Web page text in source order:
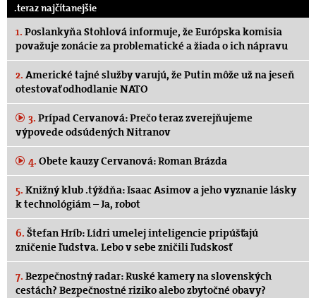
.teraz najčítanejšie
1. Poslankyňa Stohlová informuje, že Európska komisia
považuje zonácie za problematické a žiada o ich nápravu
2. Americké tajné služby varujú, že Putin môže už na jeseň
otestovať odhodlanie NATO
3. Prípad Cervanová: Prečo teraz zverejňujeme
výpovede odsúdených Nitranov
4. Obete kauzy Cervanová: Roman Brázda
5. Knižný klub .týždňa: Isaac Asimov a jeho vyznanie lásky
k technológiám – Ja, robot
6. Štefan Hríb: Lídri umelej inteligencie pripúšťajú
zničenie ľudstva. Lebo v sebe zničili ľudskosť
7. Bezpečnostný radar: Ruské kamery na slovenských
cestách? Bezpečnostné riziko alebo zbytočné obavy?